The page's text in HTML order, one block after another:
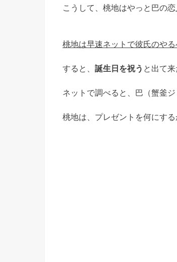
こうして、桃地はやっと巴の恋
桃地は早速ネットで彼氏のやる
すると、 誕生日を祝う と出て来
ネットで調べると、巴（蟹釜
桃地は、プレゼントを何にする